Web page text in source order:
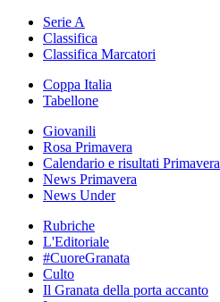
Serie A
Classifica
Classifica Marcatori
Coppa Italia
Tabellone
Giovanili
Rosa Primavera
Calendario e risultati Primavera
News Primavera
News Under
Rubriche
L'Editoriale
#CuoreGranata
Culto
Il Granata della porta accanto